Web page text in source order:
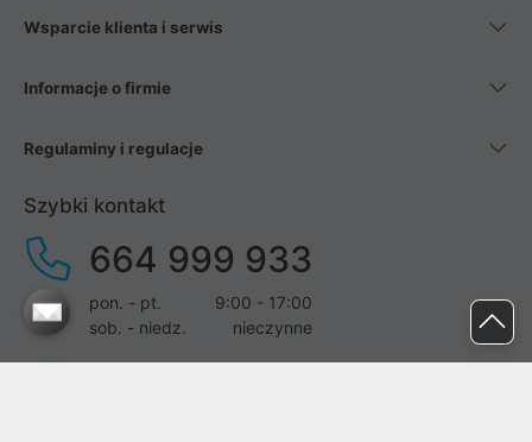
Wsparcie klienta i serwis
Informacje o firmie
Regulaminy i regulacje
Szybki kontakt
664 999 933
pon. - pt.
9:00 - 17:00
sob. - niedz.
nieczynne